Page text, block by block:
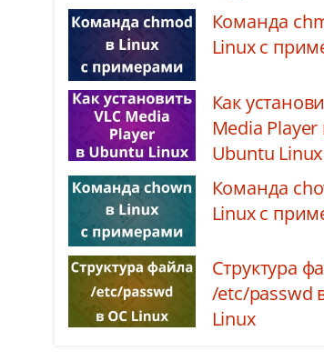
Команда
Linux с
Как
Media Player
Ubuntu Linux
Команда
Linux с
Структура
/etc/passwd
Linux